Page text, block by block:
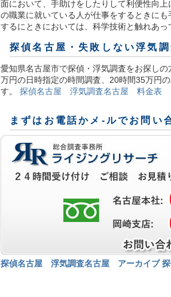
面において、手助けをしたりして利便性向
の職業に就いている人が仕事をするときに
するにときにおいては、科学技術と触れあっ
探偵名古屋 ・失敗しない浮気
愛知県名古屋市で探偵・浮気調査をお探し
万円の日時指定の時間調査、20時間35万円
す。 探偵名古屋 浮気調査名古屋 料金表
まずはお電話かメ-ルでお問い
探偵名古屋 浮気調査名古屋 アーカイブ